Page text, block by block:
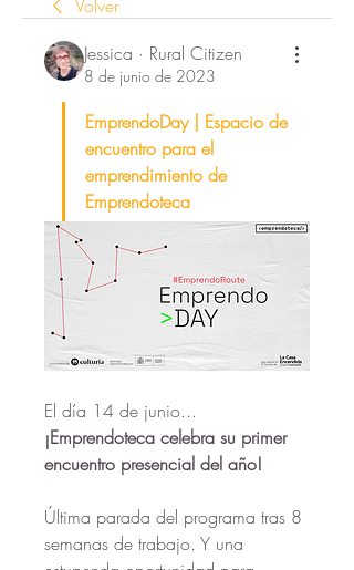
Volver
Jessica · Rural Citizen
8 de junio de 2023
EmprendoDay | Espacio de
encuentro para el
emprendimiento de
Emprendoteca
¡Emprendoteca celebra su primer
encuentro presencial del año!
Última parada del programa tras 8
semanas de trabajo. Y una